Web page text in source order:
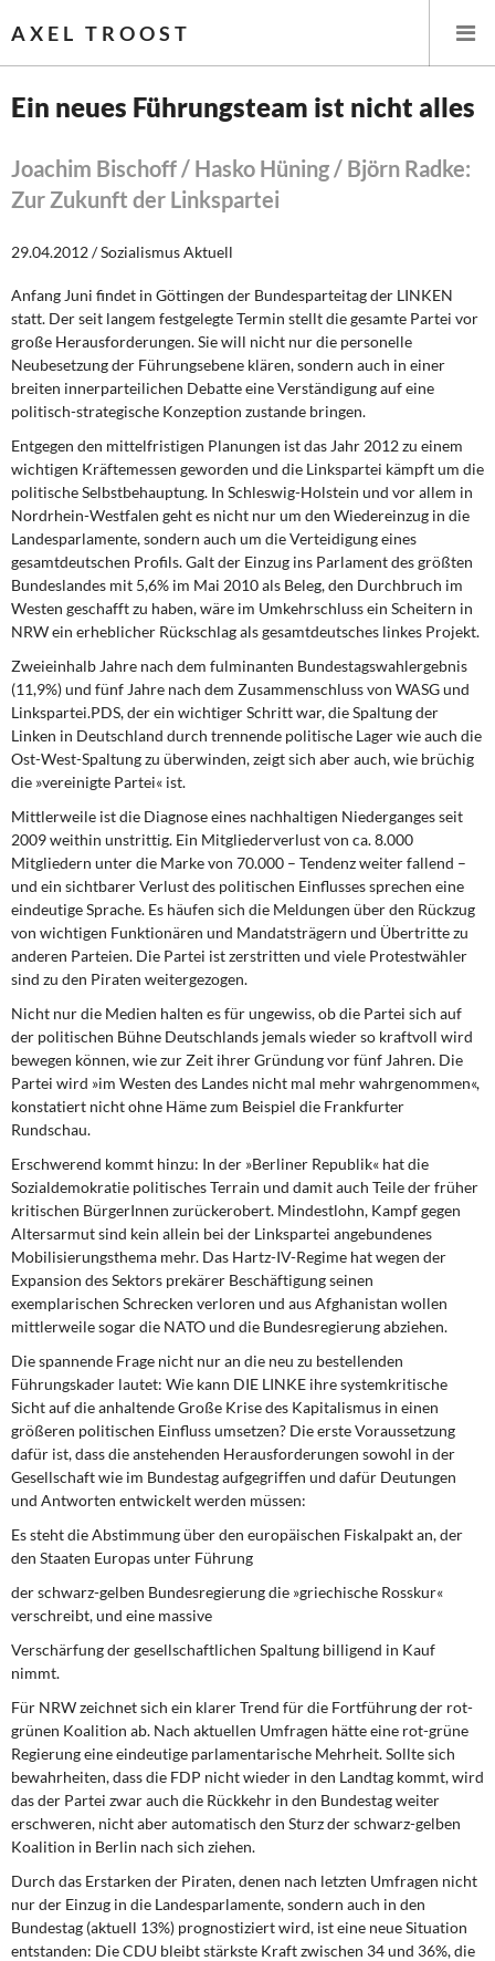
AXEL TROOST
Themen
Leitlinien linker Wirtschafts- und Finanzpolitik
Wirtschaftspolitik
Steuer- und Finanzpolitik
Öffentliche Infrastruktur und Daseinsvorsorge
Eurokrise und Griechenland
DIE LINKE
Weitere Themen
Memo-Gruppe
Institut Solidarische Moderne
Rosa-Luxemburg-Stiftung
Über mich
Kontakt
Ein neues Führungsteam ist nicht alles
Joachim Bischoff / Hasko Hüning / Björn Radke:
Zur Zukunft der Linkspartei
29.04.2012 / Sozialismus Aktuell
Anfang Juni findet in Göttingen der Bundesparteitag der LINKEN
statt. Der seit langem festgelegte Termin stellt die gesamte Partei vor
große Herausforderungen. Sie will nicht nur die personelle
Neubesetzung der Führungsebene klären, sondern auch in einer
breiten innerparteilichen Debatte eine Verständigung auf eine
politisch-strategische Konzeption zustande bringen.
Entgegen den mittelfristigen Planungen ist das Jahr 2012 zu einem
wichtigen Kräftemessen geworden und die Linkspartei kämpft um die
politische Selbstbehauptung. In Schleswig-Holstein und vor allem in
Nordrhein-Westfalen geht es nicht nur um den Wiedereinzug in die
Landesparlamente, sondern auch um die Verteidigung eines
gesamtdeutschen Profils. Galt der Einzug ins Parlament des größten
Bundeslandes mit 5,6% im Mai 2010 als Beleg, den Durchbruch im
Westen geschafft zu haben, wäre im Umkehrschluss ein Scheitern in
NRW ein erheblicher Rückschlag als gesamtdeutsches linkes Projekt.
Zweieinhalb Jahre nach dem fulminanten Bundestagswahlergebnis
(11,9%) und fünf Jahre nach dem Zusammenschluss von WASG und
Linkspartei.PDS, der ein wichtiger Schritt war, die Spaltung der
Linken in Deutschland durch trennende politische Lager wie auch die
Ost-West-Spaltung zu überwinden, zeigt sich aber auch, wie brüchig
die »vereinigte Partei« ist.
Mittlerweile ist die Diagnoseeines nachhaltigen Niederganges seit
2009 weithin unstrittig. Ein Mitgliederverlust von ca. 8.000
Mitgliedern unter die Marke von 70.000 – Tendenz weiter fallend –
und ein sichtbarer Verlust des politischen Einflusses sprechen eine
eindeutige Sprache. Es häufen sich die Meldungen über den Rückzug
von wichtigen Funktionären und Mandatsträgern und Übertritte zu
anderen Parteien. Die Partei ist zerstritten und viele Protestwähler
sind zu den Piraten weitergezogen.
Nicht nur die Medien halten esfür ungewiss, ob die Partei sich auf
der politischen Bühne Deutschlands jemals wieder so kraftvoll wird
bewegen können, wie zur Zeit ihrer Gründung vor fünf Jahren. Die
Partei wird »im Westen des Landes nicht mal mehr wahrgenommen«,
konstatiert nicht ohne Häme zum Beispiel die Frankfurter
Rundschau.
Erschwerend kommt hinzu: In der »Berliner Republik« hat die
Sozialdemokratie politisches Terrain und damit auch Teile der früher
kritischen BürgerInnen zurückerobert. Mindestlohn, Kampf gegen
Altersarmut sind kein allein bei der Linkspartei angebundenes
Mobilisierungsthema mehr. Das Hartz-IV-Regime hat wegen der
Expansion des Sektors prekärer Beschäftigung seinen
exemplarischen Schrecken verloren und aus Afghanistan wollen
mittlerweile sogar die NATO und die Bundesregierung abziehen.
Die spannende Frage nicht nur an die neu zu bestellenden
Führungskader lautet: Wie kann DIE LINKE ihre systemkritische
Sicht auf die anhaltende Große Krise des Kapitalismus in einen
größeren politischen Einfluss umsetzen? Die erste Voraussetzung
dafür ist, dass die anstehenden Herausforderungen sowohl in der
Gesellschaft wie im Bundestag aufgegriffen und dafür Deutungen
und Antworten entwickelt werden müssen:
Es steht die Abstimmung über den europäischen Fiskalpakt an, der
den Staaten Europas unter Führung
der schwarz-gelben Bundesregierung die »griechische Rosskur«
verschreibt, und eine massive
Verschärfung der gesellschaftlichen Spaltung billigend in Kauf
nimmt.
Für NRW zeichnet sich ein klarer Trend für die Fortführung der rot-
grünen Koalition ab. Nach aktuellen Umfragen hätte eine rot-grüne
Regierung eine eindeutige parlamentarische Mehrheit. Sollte sich
bewahrheiten, dass die FDP nicht wieder in den Landtag kommt, wird
das der Partei zwar auch die Rückkehr in den Bundestag weiter
erschweren, nicht aber automatisch den Sturz der schwarz-gelben
Koalition in Berlin nach sich ziehen.
Durch das Erstarken der Piraten, denen nach letzten Umfragen nicht
nur der Einzug in die Landesparlamente, sondern auch in den
Bundestag (aktuell 13%) prognostiziert wird, ist eine neue Situation
entstanden: Die CDU bleibt stärkste Kraft zwischen 34 und 36%, die